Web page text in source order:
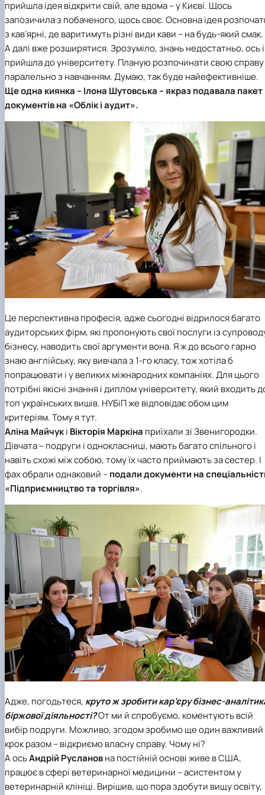
прийшла ідея відкрити свій, але вдома – у Києві. Щось
запозичила з побаченого, щось своє. Основна ідея
з кав’ярні, де варитимуть різні види кави – на будь-який смак.
А далі вже розширятися. Зрозуміло, знань недостатньо, ось і
прийшла до університету. Планую розпочинати свою справу
паралельно з навчанням. Думаю, так буде найефективніше.
Ще одна киянка – Ілона Шутовська – якраз подавала пакет
документів на «Облік і аудит».
Це перспективна професія, адже сьогодні відрилося багато
аудиторських фірм, які пропонують свої послуги із
бізнесу, наводить свої аргументи вона. Я ж до всього гарно
знаю англійську, яку вивчала з 1-го класу, тож хотіла б
попрацювати і у великих міжнародних компаніях. Для цього
потрібні якісні знання і диплом університету, який входить
топ українських вишів. НУБіП же відповідає обом цим
критеріям. Тому я тут.
Аліна Майчукі Вікторія Маркіна приїхали зі Звенигородки.
Дівчата – подруги і однокласниці, мають багато спільного і
навіть схожі між собою, тому їх часто приймають за сестер. І
фах обрали однаковий –подали документи на
«Підприємництво та торгівля».
Адже, погодьтеся, круто ж зробити кар’єру бізнес-
біржової діяльності?От ми й спробуємо, коментують всій
вибір подруги. Можливо, згодом зробимо ще один важливий
крок разом – відкриємо власну справу. Чому ні?
А осьАндрій Руслановна постійній основі живе в США,
працює в сфері ветеринарної медицини – асистентом у
ветеринарній клініці. Вирішив, що пора здобути вищу освіту,